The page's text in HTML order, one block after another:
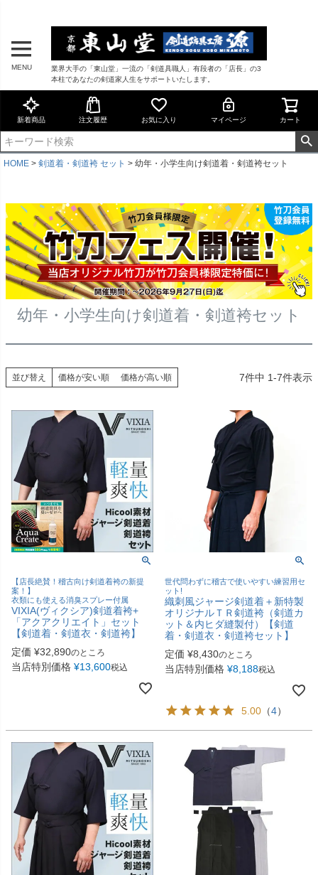
MENU
業界大手の「東山堂」一流の「剣道具職人」有段者の「店長」の3
本柱であなたの剣道家人生をサポートいたします。
新着商品 注文履歴 お気に入り マイページ カート
HOME 剣道着・剣道袴 セット 幼年・小学生向け剣道着・剣道袴セット
幼年・小学生向け剣道着・剣道袴セット
並び替え 価格が安い順 価格が高い順 7件中 1-7件表示
【店長絶賛！稽古向け剣道着袴の新提
案！】
衣類にも使える消臭スプレー付属
VIXIA(ヴィクシア)剣道着袴+
「アクアクリエイト」セット
【剣道着・剣道衣・剣道袴】
定価 ¥32,890のところ
当店特別価格 ¥13,600税込
世代問わずに稽古で使いやすい練習用セ
ット!
織刺風ジャージ剣道着＋新特製
オリジナルＴＲ剣道袴（剣道カ
ット＆内ヒダ縫製付）【剣道
着・剣道衣・剣道袴セット】
定価 ¥8,430のところ
当店特別価格 ¥8,188税込
5.00 （4）